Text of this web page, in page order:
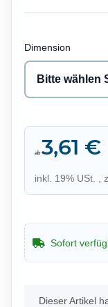
Dimension
Bitte wählen
ab 3,61 €
inkl. 19% USt. ,
Sofort
x
Dieser Artikel